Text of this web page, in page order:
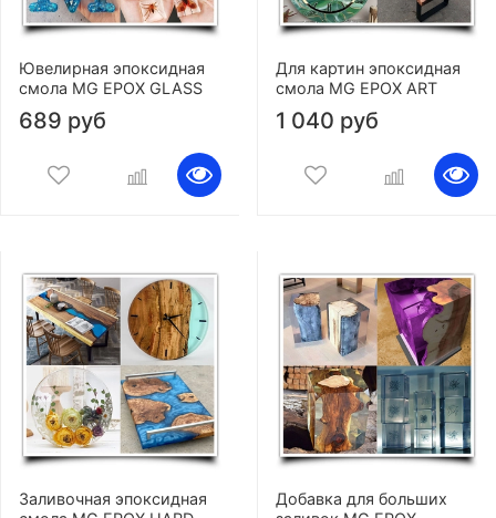
Ювелирная эпоксидная
смола MG EPOX GLASS
689 руб
Для картин эпоксидная
смола MG EPOX ART
1 040 руб
Заливочная эпоксидная
Добавка для больших